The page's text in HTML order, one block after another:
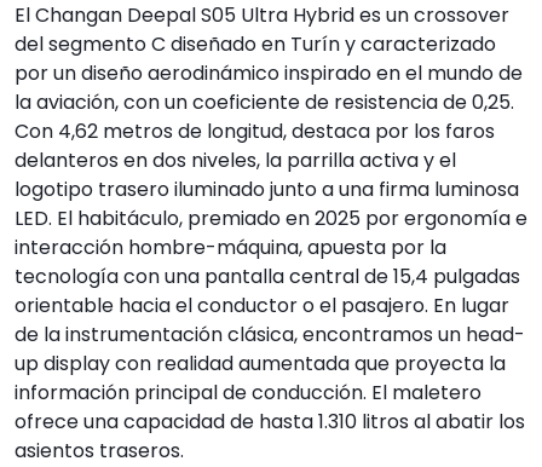
El Changan Deepal S05 Ultra Hybrid es un crossover
del segmento C diseñado en Turín y caracterizado
por un diseño aerodinámico inspirado en el mundo de
la aviación, con un coeficiente de resistencia de 0,25.
Con 4,62 metros de longitud, destaca por los faros
delanteros en dos niveles, la parrilla activa y el
logotipo trasero iluminado junto a una firma luminosa
LED. El habitáculo, premiado en 2025 por ergonomía e
interacción hombre-máquina, apuesta por la
tecnología con una pantalla central de 15,4 pulgadas
orientable hacia el conductor o el pasajero. En lugar
de la instrumentación clásica, encontramos un head-
up display con realidad aumentada que proyecta la
información principal de conducción. El maletero
ofrece una capacidad de hasta 1.310 litros al abatir los
asientos traseros.